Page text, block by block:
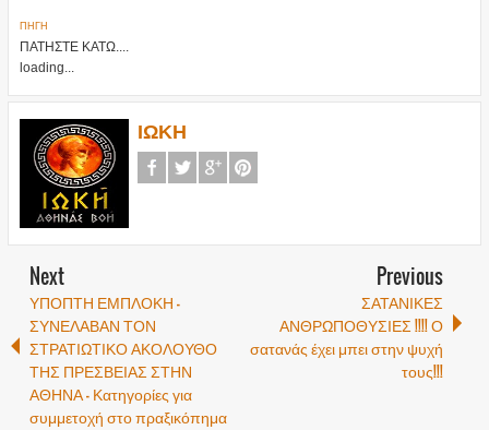
ΠΗΓΗ
ΠΑΤΗΣΤΕ ΚΑΤΩ....
loading...
ΙΩΚΗ
Next
ΥΠΟΠΤΗ ΕΜΠΛΟΚΗ –
ΣΥΝΕΛΑΒΑΝ ΤΟΝ
ΣΤΡΑΤΙΩΤΙΚΟ ΑΚΟΛΟΥΘΟ
ΤΗΣ ΠΡΕΣΒΕΙΑΣ ΣΤΗΝ
ΑΘΗΝΑ – Κατηγορίες για
συμμετοχή στο πραξικόπημα
Previous
ΣΑΤΑΝΙΚΕΣ
ΑΝΘΡΩΠΟΘΥΣΙΕΣ !!!! Ο
σατανάς έχει μπει στην ψυχή
τους!!!